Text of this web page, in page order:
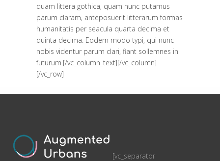
quam littera gothica, quam nunc putamus
parum claram, anteposuerit litterarum formas
humanitatis per seacula quarta decima et
quinta decima. Eodem modo typi, qui nunc
nobis videntur parum clari, fiant sollemnes in
futurum.[/vc_column_text][/vc_column]
[/vc_row]
[vc_separator